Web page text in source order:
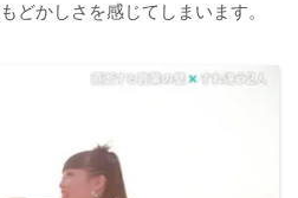
どかしさを感じてしまいます。